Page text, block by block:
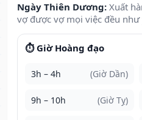
Ngày Thiên Dương: Xuất
vợ được vợ mọi việc đều
⏱️ Giờ Hoàng đạo
3h – 4h (Giờ Dần)
9h – 10h (Giờ Tỵ)